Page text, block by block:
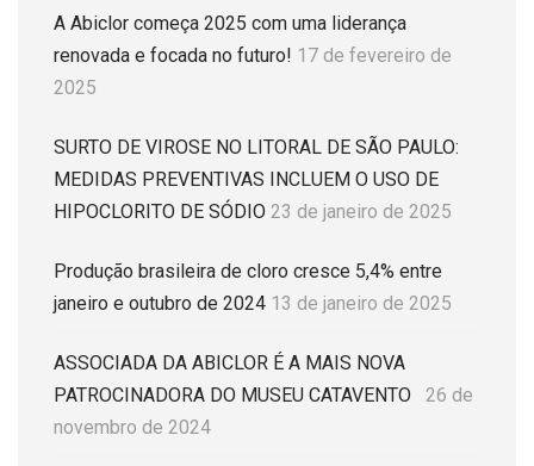
A Abiclor começa 2025 com uma liderança
renovada e focada no futuro! 17 de fevereiro de
2025
SURTO DE VIROSE NO LITORAL DE SÃO PAULO:
MEDIDAS PREVENTIVAS INCLUEM O USO DE
HIPOCLORITO DE SÓDIO 23 de janeiro de 2025
Produção brasileira de cloro cresce 5,4% entre
janeiro e outubro de 2024 13 de janeiro de 2025
ASSOCIADA DA ABICLOR É A MAIS NOVA
PATROCINADORA DO MUSEU CATAVENTO
26 de
novembro de 2024